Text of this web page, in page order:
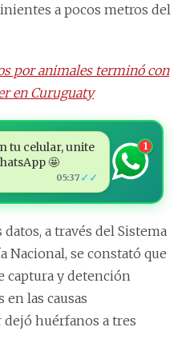
a pocos metros del
por animales terminó con
en Curuguaty
tu celular, unite
🤩
05:37 ✓✓
1
a través del Sistema
Nacional, se constató que
captura y detención
las causas
huérfanos a tres